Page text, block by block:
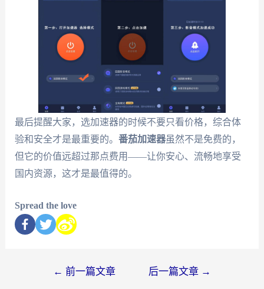
最后提醒大家，选加速器的时候不要只看价格，综合体
验和安全才是最重要的。 番茄加速器虽然不是免费的，
但它的价值远超过那点费用——让你安心、流畅地享受
国内资源，这才是最值得的。
Spread the love
← 前一篇文章 后一篇文章 →